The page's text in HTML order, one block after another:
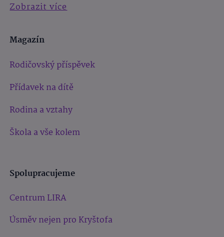
Zobrazit více
Magazín
Rodičovský příspěvek
Přídavek na dítě
Rodina a vztahy
Škola a vše kolem
Spolupracujeme
Centrum LIRA
Úsměv nejen pro Kryštofa